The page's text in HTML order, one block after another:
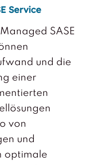
Service
SASE
und die
einer
von
und
optimale